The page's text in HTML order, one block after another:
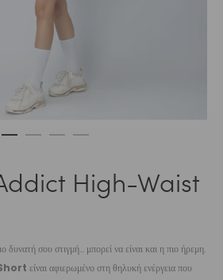
High-Waist
δυνατή σου στιγμή… μπορεί να είναι και η πιο ήρεμη.
είναι αφιερωμένο στη θηλυκή ενέργεια που